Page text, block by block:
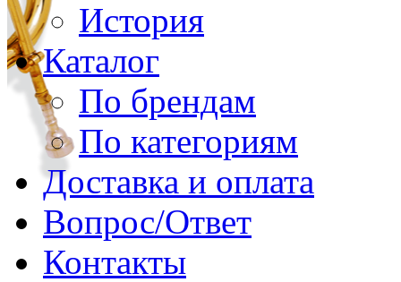
История
Каталог
По брендам
По категориям
Доставка и оплата
Вопрос/Ответ
Контакты